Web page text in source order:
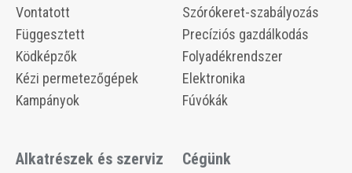
​​Vontatott
​​Függesztett
​​Ködképzők
​​Kézi permetezőgépek
Kampányok
​​Szórókeret-szabályozás
Precíziós gazdálkodás
​​Folyadékrendszer
​​Elektronika
​​Fúvókák
Alkatrészek és szerviz Cégünk